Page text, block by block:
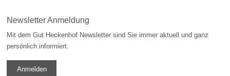
Newsletter Anmeldung
Mit dem Gut Heckenhof Newsletter sind Sie immer aktuell und ganz
persönlich informiert.
Anmelden